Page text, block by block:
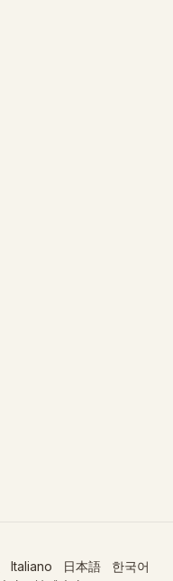
Italiano 日本語
한국어